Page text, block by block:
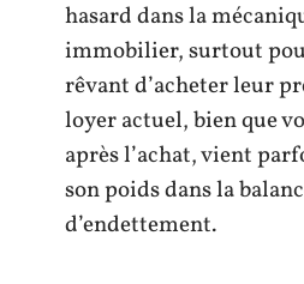
hasard dans la
immobilier, surtout
rêvant d’acheter leur
loyer actuel, bien que
après l’achat, vient
son poids dans la
d’endettement.